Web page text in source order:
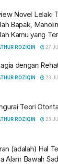
Novel Lelaki
Bapak,
Kamu yang
ROZIQIN 27
dengan
ROZIQIN 23
Teori
ROZIQIN 23
(adalah) Hal
Alam Bawah